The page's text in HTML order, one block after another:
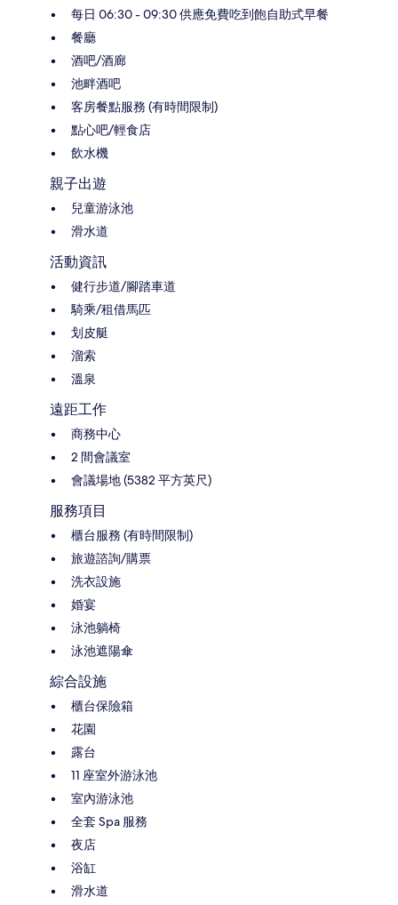
每日 06:30 - 09:30 供應免費吃到飽自助式早餐
餐廳
酒吧/酒廊
池畔酒吧
客房餐點服務 (有時間限制)
點心吧/輕食店
飲水機
親子出遊
兒童游泳池
滑水道
活動資訊
健行步道/腳踏車道
騎乘/租借馬匹
划皮艇
溜索
溫泉
遠距工作
商務中心
2 間會議室
會議場地 (5382 平方英尺)
服務項目
櫃台服務 (有時間限制)
旅遊諮詢/購票
洗衣設施
婚宴
泳池躺椅
泳池遮陽傘
綜合設施
櫃台保險箱
花園
露台
11 座室外游泳池
室內游泳池
全套 Spa 服務
夜店
浴缸
滑水道